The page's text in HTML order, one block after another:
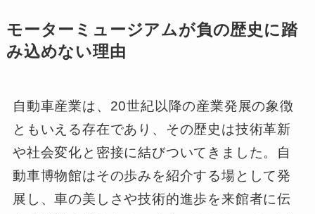
モーターミュージアムが負の歴史に踏
み込めない理由
自動車産業は、20世紀以降の産業発展の象徴
ともいえる存在であり、その歴史は技術革新
や社会変化と密接に結びついてきました。自
動車博物館はその歩みを紹介する場として発
展し、車の美しさや技術的進歩を来館者に伝